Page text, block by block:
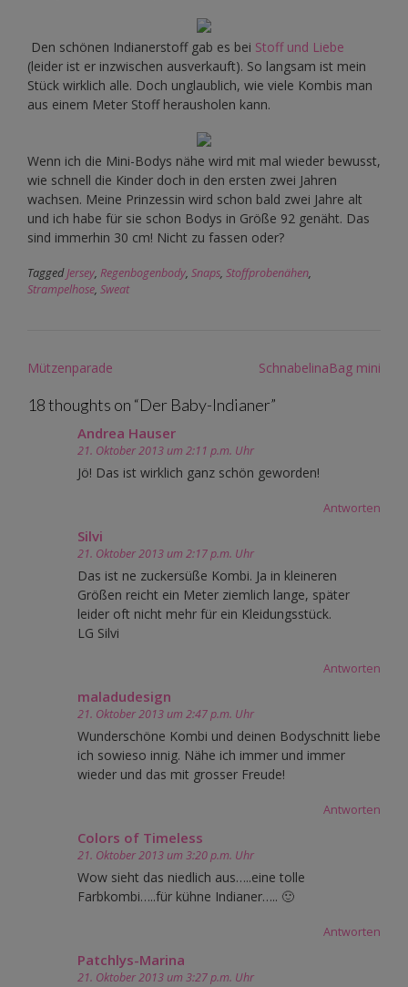
Den schönen Indianerstoff gab es bei Stoff und Liebe
(leider ist er inzwischen ausverkauft). So langsam ist mein
Stück wirklich alle. Doch unglaublich, wie viele Kombis man
aus einem Meter Stoff herausholen kann.
Wenn ich die Mini-Bodys nähe wird mit mal wieder bewusst,
wie schnell die Kinder doch in den ersten zwei Jahren
wachsen. Meine Prinzessin wird schon bald zwei Jahre alt
und ich habe für sie schon Bodys in Größe 92 genäht. Das
sind immerhin 30 cm! Nicht zu fassen oder?
TaggedJersey, Regenbogenbody, Snaps, Stoffprobenähen,
Strampelhose, Sweat
Post
Mützenparade SchnabelinaBag mini
18 thoughts on “Der Baby-Indianer”
Andrea Hauser
21. Oktober 2013 um 2:11 p.m. Uhr
Jö! Das ist wirklich ganz schön geworden!
Antworten
Silvi
21. Oktober 2013 um 2:17 p.m. Uhr
Das ist ne zuckersüße Kombi. Ja in kleineren
Größen reicht ein Meter ziemlich lange, später
leider oft nicht mehr für ein Kleidungsstück.
LG Silvi
Antworten
maladudesign
21. Oktober 2013 um 2:47 p.m. Uhr
Wunderschöne Kombi und deinen Bodyschnitt liebe
ich sowieso innig. Nähe ich immer und immer
wieder und das mit grosser Freude!
Antworten
Colors of Timeless
21. Oktober 2013 um 3:20 p.m. Uhr
Wow sieht das niedlich aus…..eine tolle
Farbkombi…..für kühne Indianer….. 🙂
Antworten
Patchlys-Marina
21. Oktober 2013 um 3:27 p.m. Uhr